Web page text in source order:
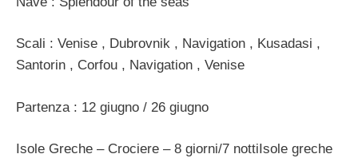
Scali : Venise , Dubrovnik , Navigation , Kusadasi ,
Santorin , Corfou , Navigation , Venise
Partenza : 12 giugno / 26 giugno
Isole Greche – Crociere – 8 giorni/7 nottiIsole greche